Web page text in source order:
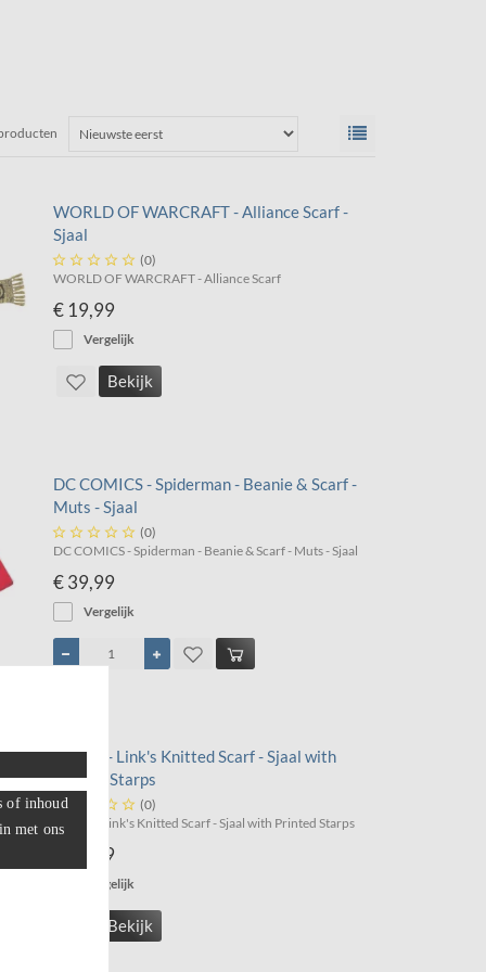
WORLD OF WARCRAFT - Alliance Scarf -
Sjaal
     (0)
WORLD OF WARCRAFT - Alliance Scarf
€ 19,99
Vergelijk
Bekijk
DC COMICS - Spiderman - Beanie & Scarf -
Muts - Sjaal
     (0)
DC COMICS - Spiderman - Beanie & Scarf - Muts - Sjaal
€ 39,99
Vergelijk
ZELDA - Link's Knitted Scarf - Sjaal with
Printed Starps
   (0)
ZELDA - Link's Knitted Scarf - Sjaal with Printed Starps
€ 19,99
Vergelijk
Bekijk
of inhoud
met ons